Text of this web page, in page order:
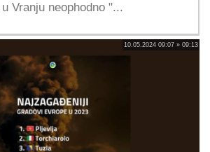
Vranju neophodno "...
10.05.2024 09:07 » 09:13